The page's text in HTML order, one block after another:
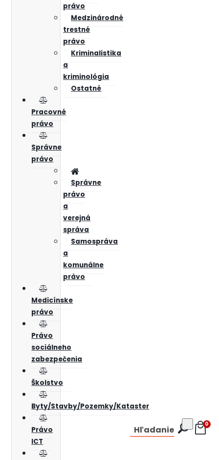
právo
Medzinárodné
trestné
právo
Kriminalistika
a
kriminológia
Ostatné
Pracovné
právo
Správne
právo
Správne
právo
a
verejná
správa
Samospráva
a
komunálne
právo
Medicínske
právo
Právo
sociálneho
zabezpečenia
Školstvo
Byty/Stavby/Pozemky/Kataster
Právo
ICT
Hľadanie 0